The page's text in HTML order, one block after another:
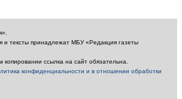
и тексты принадлежат МБУ «Редакция газеты
ссылка на сайт обязательна.
конфиденциальности и в отношении обработки